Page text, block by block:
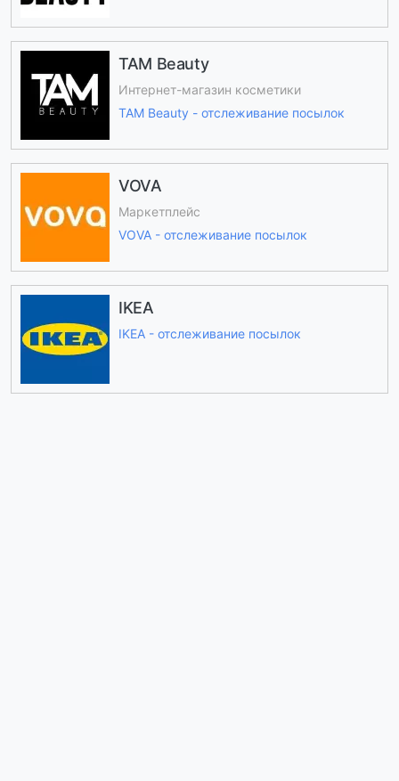
TAM Beauty
Интернет-магазин косметики
TAM Beauty - отслеживание посылок
VOVA
Маркетплейс
VOVA - отслеживание посылок
IKEA
IKEA - отслеживание посылок